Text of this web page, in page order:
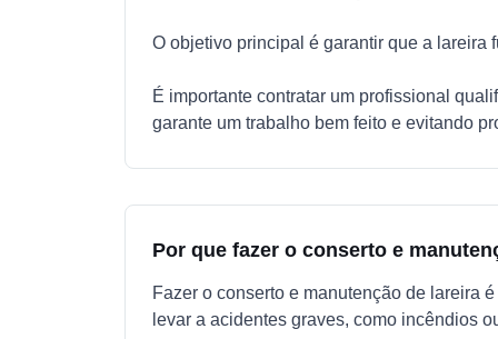
O objetivo principal é garantir que a lareira
É importante contratar um profissional
garante um trabalho bem feito e evitando
Por que fazer o conserto e
Fazer o conserto e manutenção de lareira
levar a acidentes graves, como incêndios